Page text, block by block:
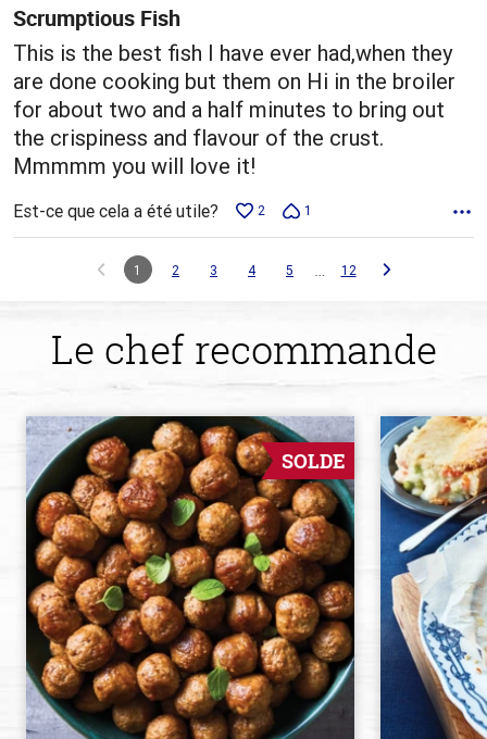
Scrumptious Fish
This is the best fish I have ever had,when they
are done cooking but them on Hi in the broiler
for about two and a half minutes to bring out
the crispiness and flavour of the crust.
Mmmmm you will love it!
Est-ce que cela a été utile? 2 1
1 2 3 4 5 … 12
Le chef recommande
SOLDE